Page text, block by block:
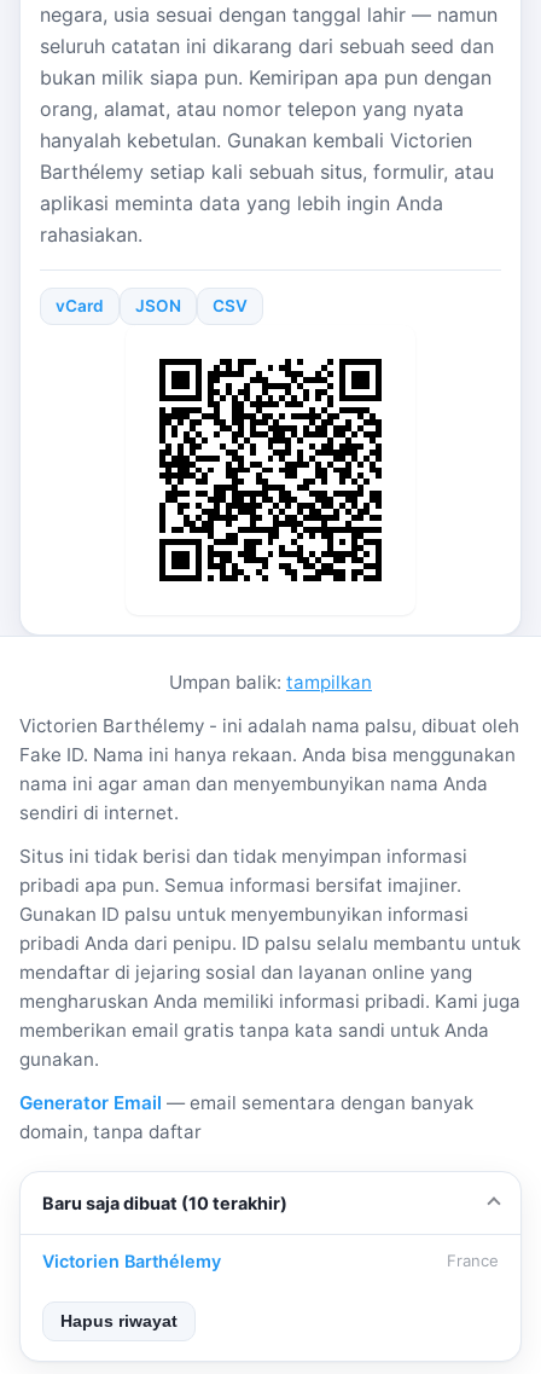
negara, usia sesuai dengan tanggal lahir — namun
seluruh catatan ini dikarang dari sebuah seed dan
bukan milik siapa pun. Kemiripan apa pun dengan
orang, alamat, atau nomor telepon yang nyata
hanyalah kebetulan. Gunakan kembali Victorien
Barthélemy setiap kali sebuah situs, formulir, atau
aplikasi meminta data yang lebih ingin Anda
rahasiakan.
vCard JSON CSV
Umpan balik: tampilkan
Victorien Barthélemy - ini adalah nama palsu, dibuat oleh
Fake ID. Nama ini hanya rekaan. Anda bisa menggunakan
nama ini agar aman dan menyembunyikan nama Anda
sendiri di internet.
Situs ini tidak berisi dan tidak menyimpan informasi
pribadi apa pun. Semua informasi bersifat imajiner.
Gunakan ID palsu untuk menyembunyikan informasi
pribadi Anda dari penipu. ID palsu selalu membantu untuk
mendaftar di jejaring sosial dan layanan online yang
mengharuskan Anda memiliki informasi pribadi. Kami juga
memberikan email gratis tanpa kata sandi untuk Anda
gunakan.
Generator Email — email sementara dengan banyak
domain, tanpa daftar
Baru saja dibuat (10 terakhir)
Victorien Barthélemy France
Hapus riwayat